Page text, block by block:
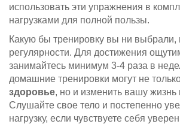
использовать эти упражнения в
нагрузками для полной пользы.
Какую бы тренировку вы ни выбрали,
регулярности. Для достижения
занимайтесь минимум 3-4 раза в
домашние тренировки могут не
здоровье, но и изменить вашу жизнь
Слушайте свое тело и постепенно
нагрузку, если чувствуете себя